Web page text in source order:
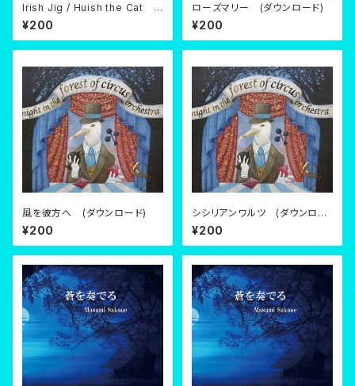
Irish Jig / Huish the Cat
(ダウンロード)
¥200
ローズマリー (ダウンロード)
¥200
風を彼方へ (ダウンロード)
¥200
シシリアンワルツ (ダウンロー
ド)
¥200